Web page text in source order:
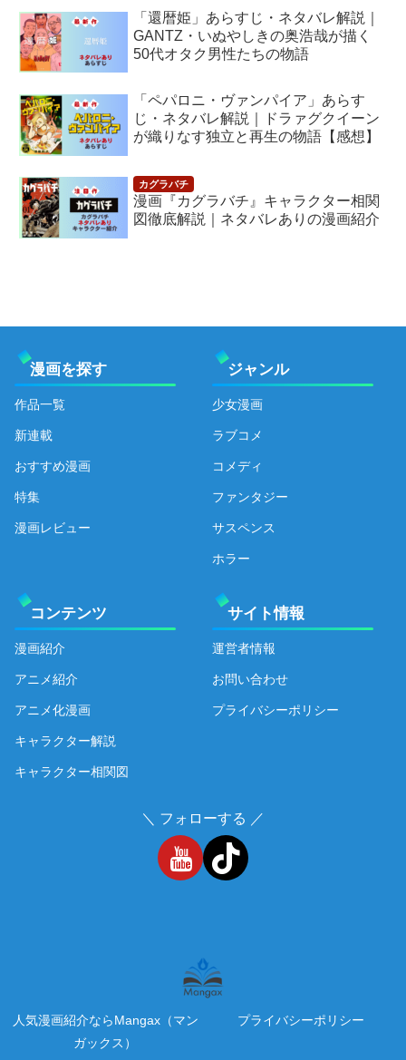
「還暦姫」あらすじ・ネタバレ解説｜
GANTZ・いぬやしきの奥浩哉が描く
50代オタク男性たちの物語
「ペパロニ・ヴァンパイア」あらす
じ・ネタバレ解説｜ドラァグクイーン
が織りなす独立と再生の物語【感想】
漫画『カグラバチ』キャラクター相関
図徹底解説｜ネタバレありの漫画紹介
漫画を探す
作品一覧
新連載
おすすめ漫画
特集
漫画レビュー
ジャンル
少女漫画
ラブコメ
コメディ
ファンタジー
サスペンス
ホラー
コンテンツ
漫画紹介
アニメ紹介
アニメ化漫画
キャラクター解説
キャラクター相関図
サイト情報
運営者情報
お問い合わせ
プライバシーポリシー
＼ フォローする ／
人気漫画紹介ならMangax（マン
ガックス）
プライバシーポリシー